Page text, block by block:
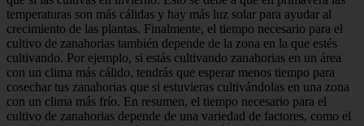
temperaturas son más cálidas y hay más luz solar para ayudar al
crecimiento de las plantas. Finalmente, el tiempo necesario para el
cultivo de zanahorias también depende de la zona en la que estés
cultivando. Por ejemplo, si estás cultivando zanahorias en un área
con un clima más cálido, tendrás que esperar menos tiempo para
cosechar tus zanahorias que si estuvieras cultivándolas en una zona
con un clima más frío. En resumen, el tiempo necesario para el
cultivo de zanahorias depende de una variedad de factores, como el